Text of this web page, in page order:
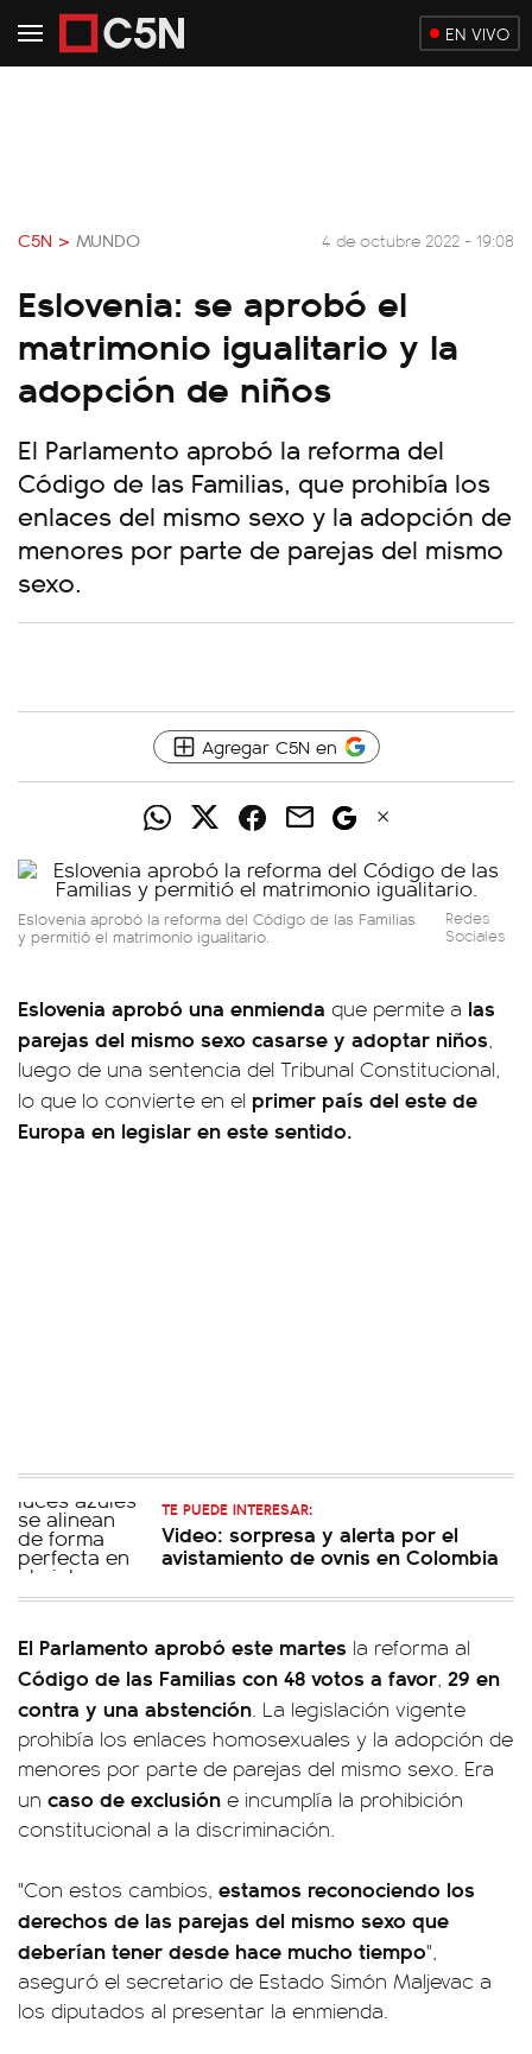
EN VIVO
C5N > MUNDO 4 de octubre 2022 - 19:08
Eslovenia: se aprobó el
matrimonio igualitario y la
adopción de niños
El Parlamento aprobó la reforma del
Código de las Familias, que prohibía los
enlaces del mismo sexo y la adopción de
menores por parte de parejas del mismo
sexo.
Agregar C5N en
Eslovenia aprobó la reforma del Código de las Familias
y permitió el matrimonio igualitario.
Redes
Sociales
Eslovenia aprobó una enmienda que permite a las
parejas del mismo sexo casarse y adoptar niños,
luego de una sentencia del Tribunal Constitucional,
lo que lo convierte en el primer país del este de
Europa en legislar en este sentido.
TE PUEDE INTERESAR:
Video: sorpresa y alerta por el
avistamiento de ovnis en Colombia
El Parlamento aprobó este martes la reforma al
Código de las Familias con 48 votos a favor, 29 en
contra y una abstención. La legislación vigente
prohibía los enlaces homosexuales y la adopción de
menores por parte de parejas del mismo sexo. Era
un caso de exclusión e incumplía la prohibición
constitucional a la discriminación.
"Con estos cambios, estamos reconociendo los
derechos de las parejas del mismo sexo que
deberían tener desde hace mucho tiempo",
aseguró el secretario de Estado Simón Maljevac a
los diputados al presentar la enmienda.